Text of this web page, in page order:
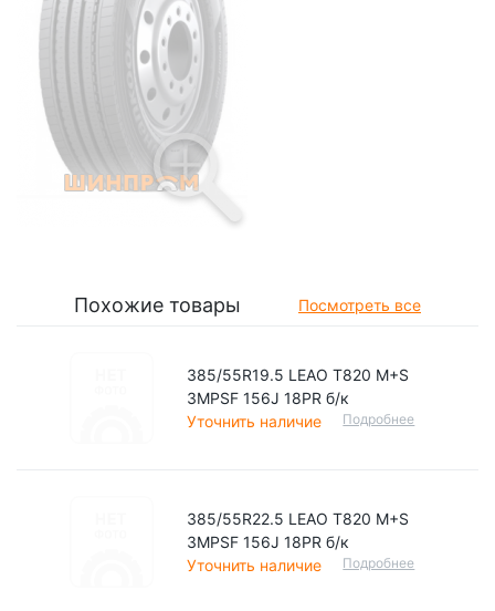
Похожие товары Посмотреть все
385/55R19.5 LEAO T820 M+S
3MPSF 156J 18PR б/к
Уточнить наличие
Подробнее
385/55R22.5 LEAO T820 M+S
3MPSF 156J 18PR б/к
Уточнить наличие
Подробнее